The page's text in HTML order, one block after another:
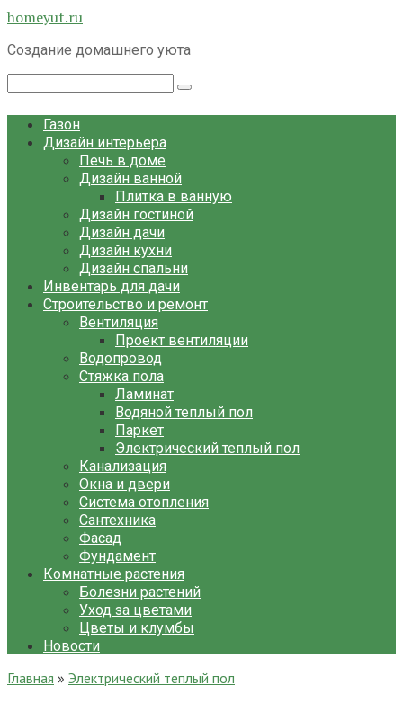
Перейти
контенту
homeyut.ru
Создание домашнего уюта
Газон
Дизайн интерьера
Печь в доме
Дизайн ванной
Плитка в ванную
Дизайн гостиной
Дизайн дачи
Дизайн кухни
Дизайн спальни
Инвентарь для дачи
Строительство и ремонт
Вентиляция
Проект вентиляции
Водопровод
Стяжка пола
Ламинат
Водяной теплый пол
Паркет
Электрический теплый пол
Канализация
Окна и двери
Система отопления
Сантехника
Фасад
Фундамент
Комнатные растения
Болезни растений
Уход за цветами
Цветы и клумбы
Новости
Главная » Электрический теплый пол